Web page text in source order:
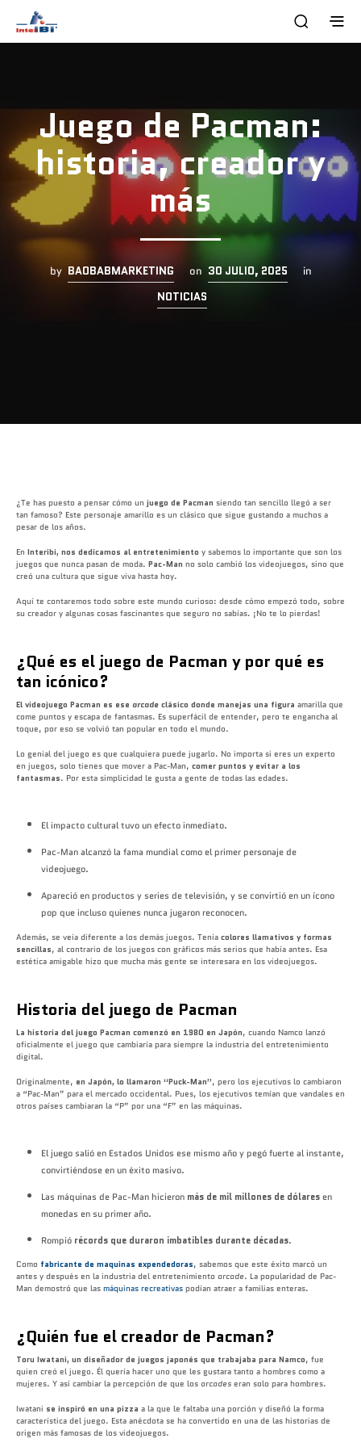
Juego de Pacman:
historia, creador y
más
by BAOBABMARKETING on 30 JULIO, 2025
in
NOTICIAS
¿Te has puesto a pensar cómo un juego de Pacman siendo tan sencillo llegó a ser
tan famoso? Este personaje amarillo es un clásico que sigue gustando a muchos a
pesar de los años.
En Interibi, nos dedicamos al entretenimiento y sabemos lo importante que son los
juegos que nunca pasan de moda. Pac-Man no solo cambió los videojuegos, sino que
creó una cultura que sigue viva hasta hoy.
Aquí te contaremos todo sobre este mundo curioso: desde cómo empezó todo, sobre
su creador y algunas cosas fascinantes que seguro no sabías. ¡No te lo pierdas!
¿Qué es el juego de Pacman y por qué es
tan icónico?
El videojuego Pacman es ese arcade clásico donde manejas una figura amarilla que
come puntos y escapa de fantasmas. Es superfácil de entender, pero te engancha al
toque, por eso se volvió tan popular en todo el mundo.
Lo genial del juego es que cualquiera puede jugarlo. No importa si eres un experto
en juegos, solo tienes que mover a Pac-Man, comer puntos y evitar a los
fantasmas. Por esta simplicidad le gusta a gente de todas las edades.
El impacto cultural tuvo un efecto inmediato.
Pac-Man alcanzó la fama mundial como el primer personaje de
videojuego.
Apareció en productos y series de televisión, y se convirtió en un ícono
pop que incluso quienes nunca jugaron reconocen.
Además, se veía diferente a los demás juegos. Tenía colores llamativos y formas
sencillas, al contrario de los juegos con gráficos más serios que había antes. Esa
estética amigable hizo que mucha más gente se interesara en los videojuegos.
Historia del juego de Pacman
La historia del juego Pacman comenzó en 1980 en Japón, cuando Namco lanzó
oficialmente el juego que cambiaría para siempre la industria del entretenimiento
digital.
Originalmente, en Japón, lo llamaron “Puck-Man”, pero los ejecutivos lo cambiaron
a “Pac-Man” para el mercado occidental. Pues, los ejecutivos temían que vandales en
otros países cambiaran la “P” por una “F” en las máquinas.
El juego salió en Estados Unidos ese mismo año y pegó fuerte al instante,
convirtiéndose en un éxito masivo.
Las máquinas de Pac-Man hicieron más de mil millones de dólaresen
monedas en su primer año.
Rompiórécords que duraron imbatibles durante décadas.
Como fabricante de maquinas expendedoras, sabemos que este éxito marcó un
antes y después en la industria del entretenimiento arcade. La popularidad de Pac-
Man demostró que las máquinas recreativas podían atraer a familias enteras.
¿Quién fue el creador de Pacman?
Toru Iwatani, un diseñador de juegos japonés que trabajaba para Namco, fue
quien creó el juego. Él quería hacer uno que les gustara tanto a hombres como a
mujeres. Y así cambiar la percepción de que los arcades eran solo para hombres.
Iwatani se inspiró en una pizza a la que le faltaba una porción y diseñó la forma
característica del juego. Esta anécdota se ha convertido en una de las historias de
origen más famosas de los videojuegos.